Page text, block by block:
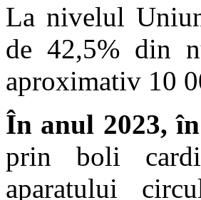
La nivelul
de 42,5% din
aproximativ 10
În anul 2023,
prin boli
aparatului